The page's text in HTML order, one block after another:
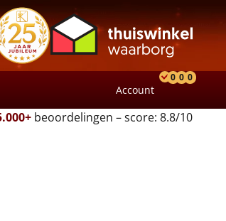
Account
0 0 0
beoordelingen – score: 8.8/10